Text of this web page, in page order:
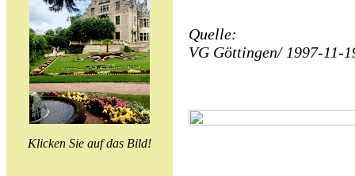
Klicken Sie auf das Bild!
Quelle:
VG Göttingen/ 1997-11-